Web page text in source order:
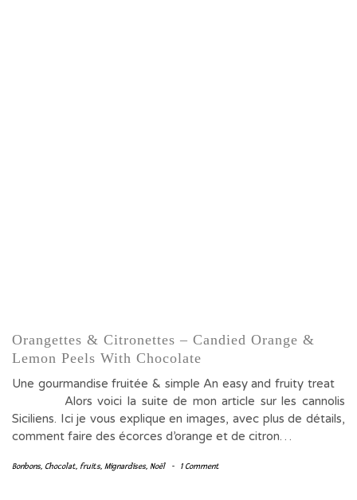
Orangettes & Citronettes – Candied Orange &
Lemon Peels With Chocolate
Une gourmandise fruitée & simple An easy and fruity treat
Alors voici la suite de mon article sur les cannolis
Siciliens. Ici je vous explique en images, avec plus de détails,
comment faire des écorces d’orange et de citron…
Bonbons, Chocolat, fruits, Mignardises, Noël - 1 Comment